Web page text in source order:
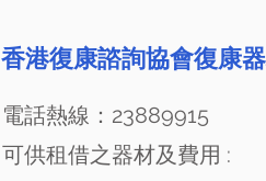
香港復康諮詢協會復康
電話熱線：23889915
可供租借之器材及費用 :